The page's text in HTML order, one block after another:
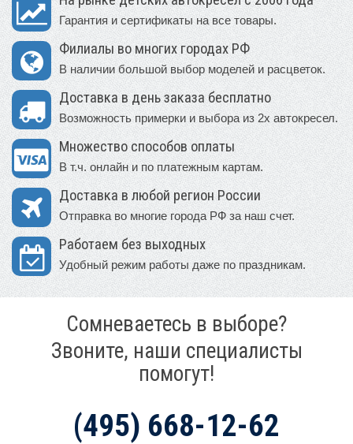
Гарантия и сертификаты на все товары.
Филиалы во многих городах РФ
В наличии большой выбор моделей и расцветок.
Доставка в день заказа бесплатно
Возможность примерки и выбора из 2х автокресел.
Множество способов оплаты
В т.ч. онлайн и по платежным картам.
Доставка в любой регион России
Отправка во многие города РФ за наш счет.
Работаем без выходных
Удобный режим работы даже по праздникам.
Сомневаетесь в выборе?
Звоните, наши специалисты
помогут!
(495) 668-12-62